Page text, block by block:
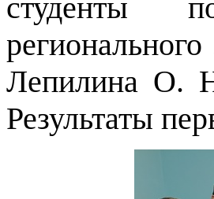
студенты
Лепилина О.
Результаты